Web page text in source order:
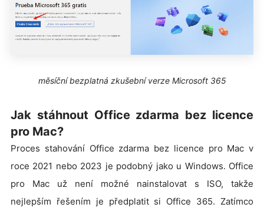
měsíční bezplatná zkušební verze Microsoft 365
Jak stáhnout Office zdarma bez licence
pro Mac?
Proces stahování Office zdarma bez licence pro Mac v
roce 2021 nebo 2023 je podobný jako u Windows. Office
pro Mac už není možné nainstalovat s ISO, takže
nejlepším řešením je předplatit si Office 365. Zatímco